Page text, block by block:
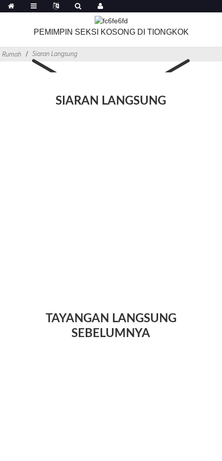
PEMIMPIN SEKSI KOSONG DI TIONGKOK
Rumah Siaran Langsung
SIARAN LANGSUNG
TAYANGAN LANGSUNG
SEBELUMNYA